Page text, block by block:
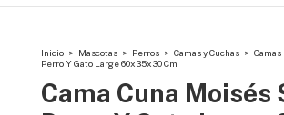
Inicio > Mascotas > Perros > Camas y Cuchas > Camas
Perro Y Gato Large 60x35x30 Cm
Cama Cuna Moisés